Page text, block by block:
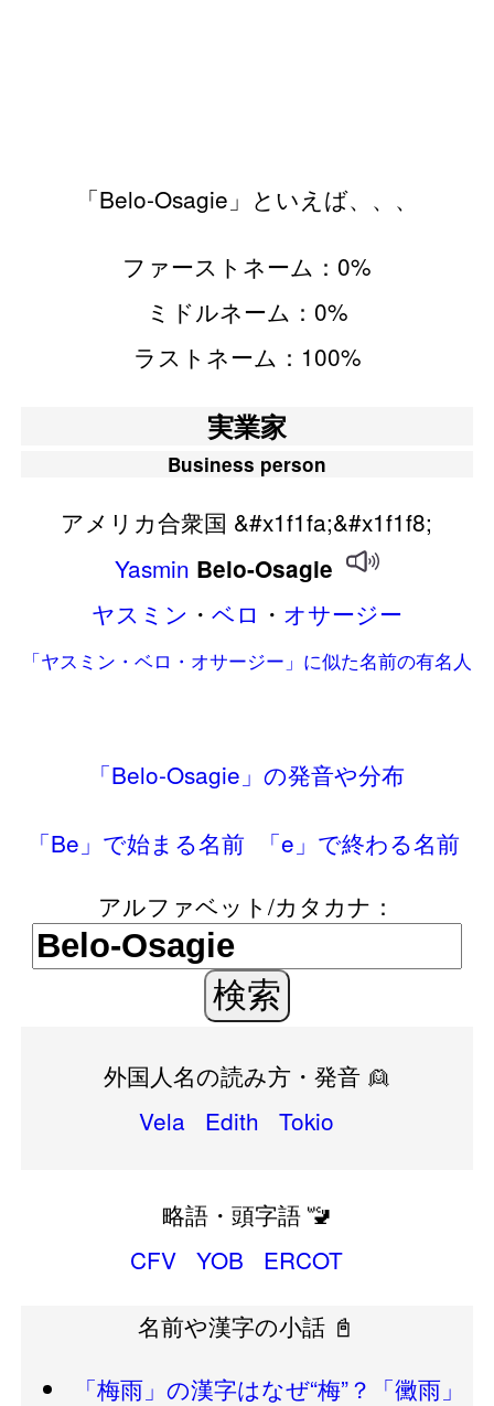
「Belo-Osagie」といえば、、、
ファーストネーム：0%
ミドルネーム：0%
ラストネーム：100%
実業家
Business person
アメリカ合衆国 &#x1f1fa;&#x1f1f8;
Yasmin Belo-Osagie
ヤスミン ・ ベロ ・ オサージー
「ヤスミン・ベロ・オサージー」に似た名前の有名人
「Belo-Osagie」の発音や分布
「Be」で始まる名前
「e」で終わる名前
アルファベット/カタカナ：
外国人名の読み方・発音 👱
Vela
Edith Tokio
略語・頭字語 🚾
CFV
YOB
ERCOT
名前や漢字の小話 📓
「梅雨」の漢字はなぜ“梅”？「黴雨」